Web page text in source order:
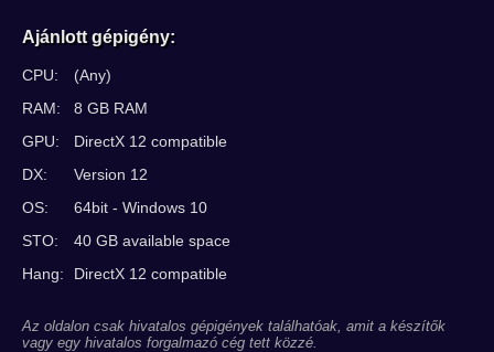
Ajánlott gépigény:
CPU:
(Any)
RAM:
8 GB RAM
GPU:
DirectX 12 compatible
DX:
Version 12
OS:
64bit - Windows 10
STO:
40 GB available space
Hang:
DirectX 12 compatible
Az oldalon csak hivatalos gépigények találhatóak, amit a készítők
vagy egy hivatalos forgalmazó cég tett közzé.